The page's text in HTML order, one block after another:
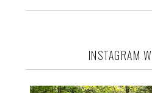
INSTAGRAM